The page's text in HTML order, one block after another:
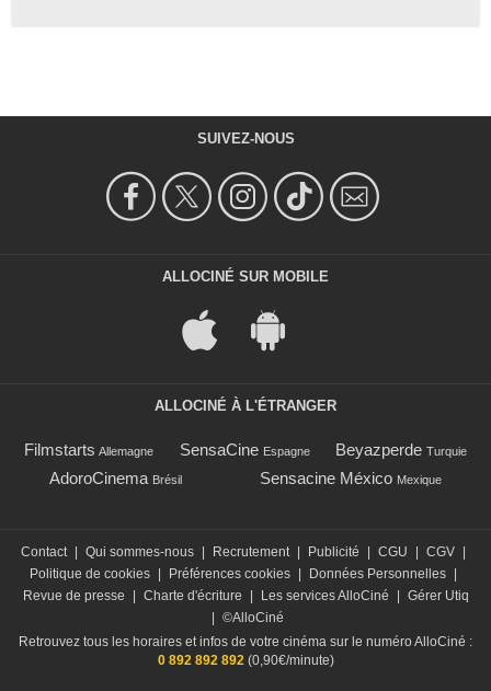
SUIVEZ-NOUS
ALLOCINÉ SUR MOBILE
ALLOCINÉ À L'ÉTRANGER
Filmstarts Allemagne SensaCine Espagne Beyazperde Turquie
AdoroCinema Brésil Sensacine México Mexique
Contact Qui sommes-nous Recrutement Publicité CGU CGV
Politique de cookies
Préférences cookies Données Personnelles
Revue de presse
Charte d'écriture Les services AlloCiné
Gérer Utiq
©AlloCiné
Retrouvez tous les horaires et infos de votre cinéma sur le numéro AlloCiné :
0 892 892 892(0,90€/minute)